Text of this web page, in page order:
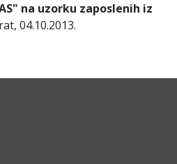
na uzorku zaposlenih iz
04.10.2013.